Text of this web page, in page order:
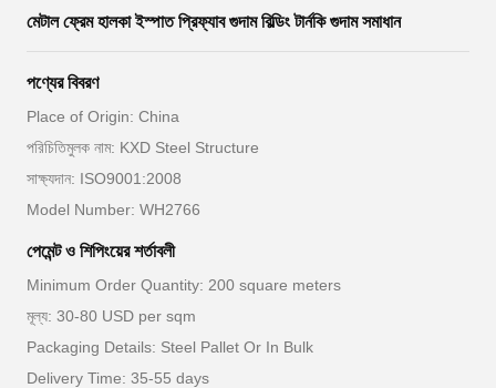
মেটাল ফ্রেম হালকা ইস্পাত প্রিফ্যাব গুদাম বিল্ডিং টার্নকি গুদাম সমাধান
পণ্যের বিবরণ
Place of Origin: China
পরিচিতিমুলক নাম: KXD Steel Structure
সাক্ষ্যদান: ISO9001:2008
Model Number: WH2766
পেমেন্ট ও শিপিংয়ের শর্তাবলী
Minimum Order Quantity: 200 square meters
মূল্য: 30-80 USD per sqm
Packaging Details: Steel Pallet Or In Bulk
Delivery Time: 35-55 days